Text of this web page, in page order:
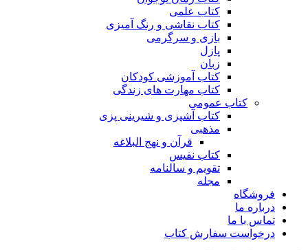
کتاب علمی
کتاب نقاشی و رنگ آمیزی
بازی و سرگرمی
پازل
زبان
کتاب آموزشی کودکان
کتاب مهارت های زندگی
کتاب عمومی
کتاب آشپزی و شیرینی پزی
مذهبی
قرآن و نهج البلاغه
کتاب نفیس
تقویم و سالنامه
مجله
فروشگاه
درباره ما
تماس با ما
درخواست سفارش کتاب